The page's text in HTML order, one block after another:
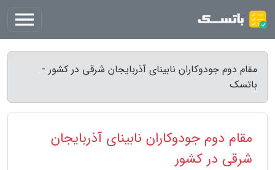
مقام دوم جودوکاران نابینای آذربایجان شرقی در کشور -
باتسک
مقام دوم جودوکاران نابینای آذربایجان
شرقی در کشور